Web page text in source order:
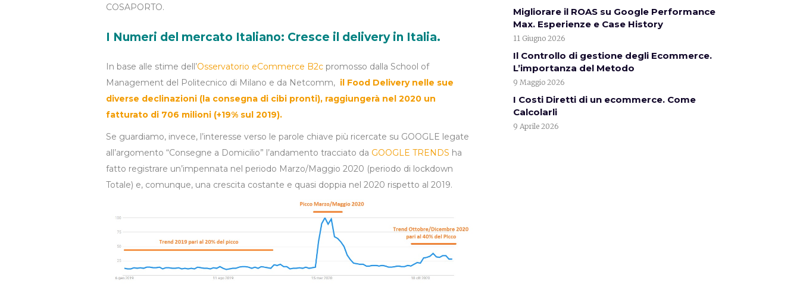
COSAPORTO.
I Numeri del mercato Italiano: Cresce il delivery in Italia.
In base alle stime dell’Osservatorio eCommerce B2c promosso dalla School of
Management del Politecnico di Milano e da Netcomm, il Food Delivery nelle sue
diverse declinazioni (la consegna di cibi pronti), raggiungerà nel 2020 un
fatturato di 706 milioni (+19% sul 2019).
Se guardiamo, invece, l’interesse verso le parole chiave più ricercate su GOOGLE legate
all’argomento “Consegne a Domicilio” l’andamento tracciato da GOOGLE TRENDS ha
fatto registrare un’impennata nel periodo Marzo/Maggio 2020 (periodo di lockdown
Totale) e, comunque, una crescita costante e quasi doppia nel 2020 rispetto al 2019.
Migliorare il ROAS su Google Performance
Max. Esperienze e Case History
11 Giugno 2026
Il Controllo di gestione degli Ecommerce.
L’importanza del Metodo
9 Maggio 2026
I Costi Diretti di un ecommerce. Come
Calcolarli
9 Aprile 2026